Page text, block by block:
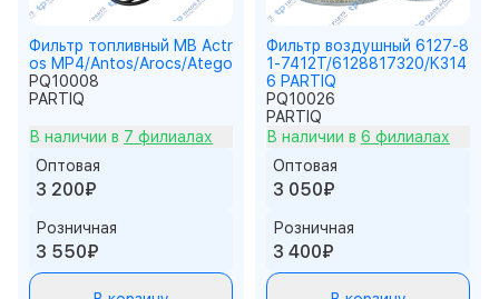
Фильтр топливный MB Actr
os MP4/Antos/Arocs/Atego
PQ10008
PARTIQ
В наличии в 7 филиалах
Оптовая
3 200₽
Розничная
3 550₽
Фильтр воздушный 6127-8
1-7412T/6128817320/K314
6 PARTIQ
PQ10026
PARTIQ
В наличии в 6 филиалах
Оптовая
3 050₽
Розничная
3 400₽